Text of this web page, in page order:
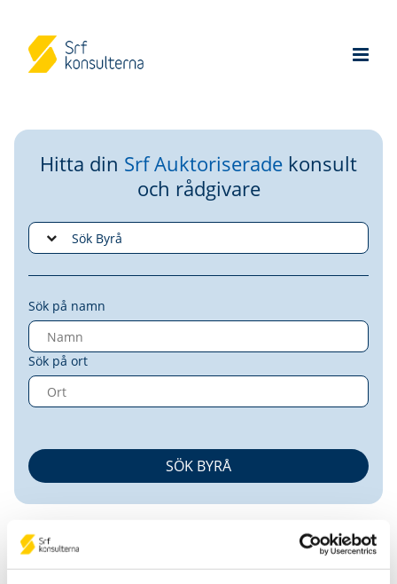
Hitta din Srf Auktoriserade konsult
och rådgivare
Sök på namn
Sök på ort